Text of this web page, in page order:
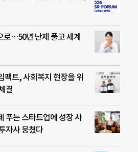
로…50년 난제 풀고 세계
팩트, 사회복지 현장을 위
결
푸는 스타트업에 성장 사
자사 뭉쳤다